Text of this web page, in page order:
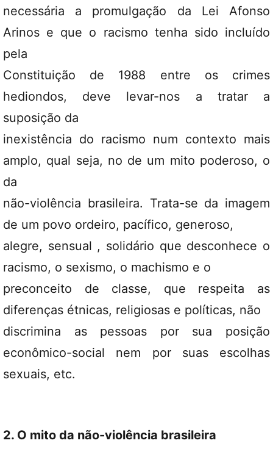
necessária a promulgação da Lei Afonso
Arinos e que o racismo tenha sido incluído
pela
Constituição de 1988 entre os crimes
hediondos, deve levar-nos a tratar a
suposição da
inexistência do racismo num contexto mais
amplo, qual seja, no de um mito poderoso, o
da
não-violência brasileira. Trata-se da imagem
de um povo ordeiro, pacífico, generoso,
alegre, sensual , solidário que desconhece o
racismo, o sexismo, o machismo e o
preconceito de classe, que respeita as
diferenças étnicas, religiosas e políticas, não
discrimina as pessoas por sua posição
econômico-social nem por suas escolhas
sexuais, etc.
2. O mito da não-violência brasileira